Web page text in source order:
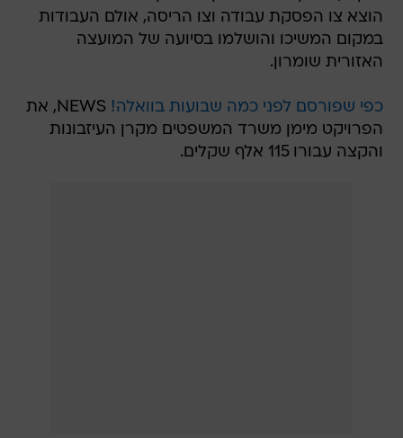
הוצא צו הפסקת עבודה וצו הריסה, אולם העבודות
במקום המשיכו והושלמו בסיועה של המועצה
האזורית שומרון.
כפי שפורסם לפני כמה שבועות בוואלה!
NEWS, את
הפרויקט מימן משרד המשפטים מקרן העיזבונות
והקצה עבורו 115 אלף שקלים.